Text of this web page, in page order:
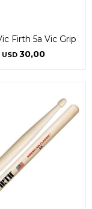
Firth 5a Vic Grip
USD 30,00